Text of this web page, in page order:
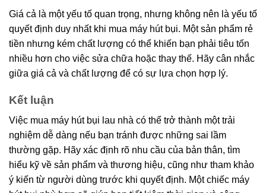
Giá cả là một yếu tố quan trọng, nhưng không nên là yếu tố
quyết định duy nhất khi mua máy hút bụi. Một sản phẩm rẻ
tiền nhưng kém chất lượng có thể khiến bạn phải tiêu tốn
nhiều hơn cho việc sửa chữa hoặc thay thế. Hãy cân nhắc
giữa giá cả và chất lượng để có sự lựa chọn hợp lý.
Kết luận
Việc mua máy hút bụi lau nhà có thể trở thành một trải
nghiệm dễ dàng nếu bạn tránh được những sai lầm
thường gặp. Hãy xác định rõ nhu cầu của bản thân, tìm
hiểu kỹ về sản phẩm và thương hiệu, cũng như tham khảo
ý kiến từ người dùng trước khi quyết định. Một chiếc máy